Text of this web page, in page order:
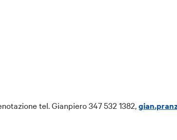
tel. Gianpiero 347 532 1382,